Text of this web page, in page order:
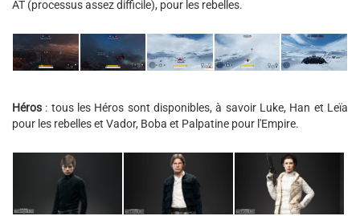
AT (processus assez difficile), pour les rebelles.
Héros : tous les Héros sont disponibles, à savoir Luke, Han et Leïa
pour les rebelles et Vador, Boba et Palpatine pour l'Empire.